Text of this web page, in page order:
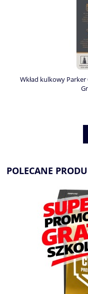
Wkład kulkowy
POLECANE